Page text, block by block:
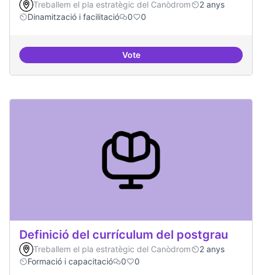
Treballem el pla estratègic del Canòdrom
2 anys
Dinamització i facilitació
0 0
VoteILP Drets Digitals
Definició del currículum del postgrau
Treballem el pla estratègic del Canòdrom
2 anys
Formació i capacitació
0 0